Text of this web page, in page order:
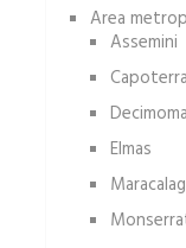
Area
Assemini
Capoterra
Elmas